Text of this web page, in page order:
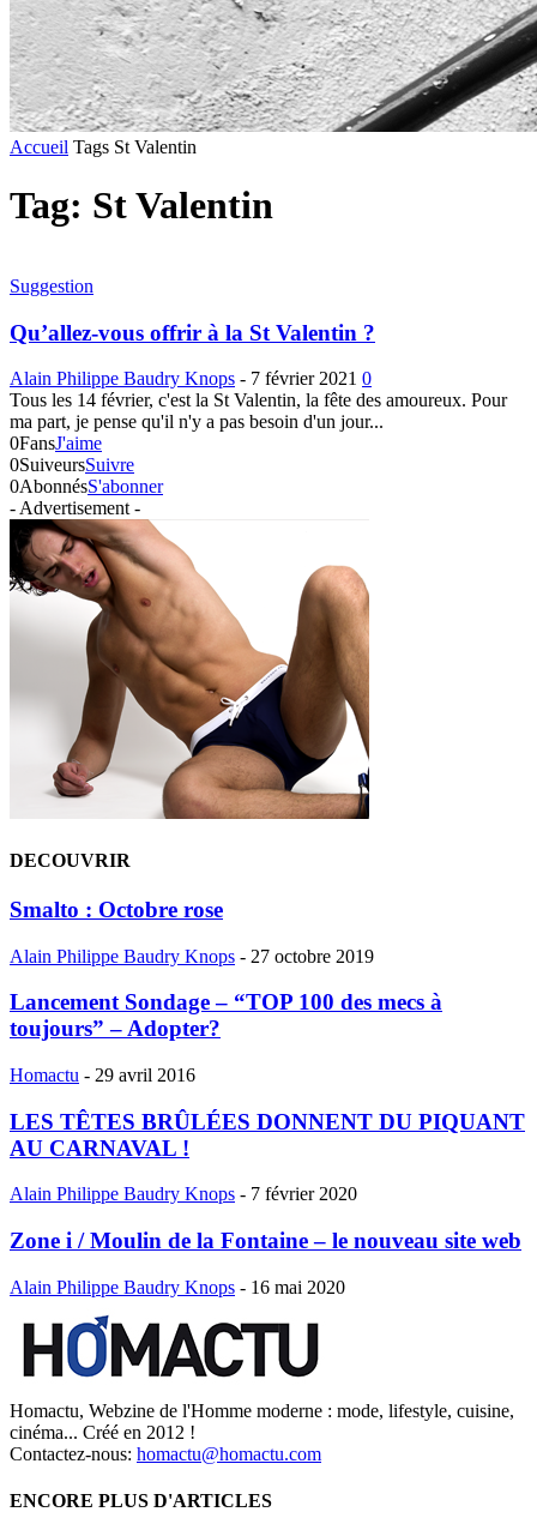
Accueil Tags St Valentin
Tag: St Valentin
Suggestion
Qu’allez-vous offrir à la St Valentin ?
Alain Philippe Baudry Knops - 7 février 2021 0
Tous les 14 février, c'est la St Valentin, la fête des amoureux. Pour
ma part, je pense qu'il n'y a pas besoin d'un jour...
0FansJ'aime
0SuiveursSuivre
0AbonnésS'abonner
- Advertisement -
DECOUVRIR
Smalto : Octobre rose
Alain Philippe Baudry Knops - 27 octobre 2019
Lancement Sondage – “TOP 100 des mecs à
toujours” – Adopter?
Homactu - 29 avril 2016
LES TÊTES BRÛLÉES DONNENT DU PIQUANT
AU CARNAVAL !
Alain Philippe Baudry Knops - 7 février 2020
Zone i / Moulin de la Fontaine – le nouveau site web
Alain Philippe Baudry Knops - 16 mai 2020
Homactu, Webzine de l'Homme moderne : mode, lifestyle, cuisine,
cinéma... Créé en 2012 !
Contactez-nous: homactu@homactu.com
ENCORE PLUS D'ARTICLES